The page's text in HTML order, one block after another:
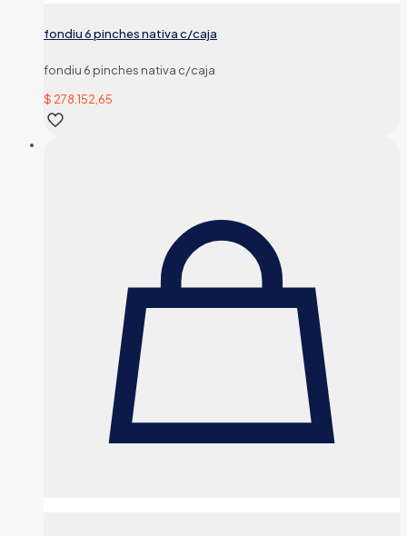
fondiu 6 pinches nativa c/caja
fondiu 6 pinches nativa c/caja
$ 278.152,65